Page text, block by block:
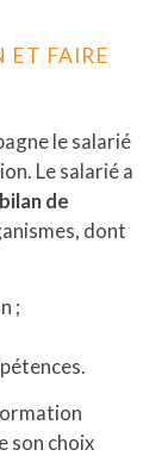
ET FAIRE
le salarié
Le salarié a
bilan de
dont
;
son choix